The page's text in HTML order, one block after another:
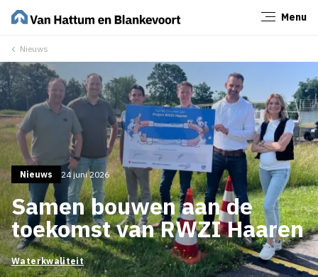
Menu
Nieuws
Nieuws 24 juni 2026
Samen bouwen aan de
toekomst van RWZI Haaren
Waterkwaliteit
Sluiten